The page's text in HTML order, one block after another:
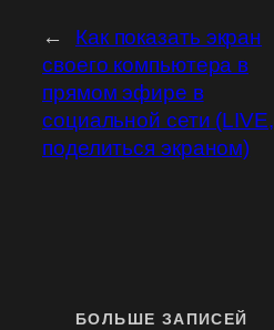
←
Как показать экран
своего компьютера в
прямом эфире в
социальной сети (LIVE,
поделиться экраном)
БОЛЬШЕ ЗАПИСЕЙ